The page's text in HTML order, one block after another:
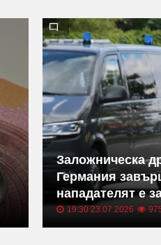
Заложническа
Германия
нападателят е
19:30 23.07.2026